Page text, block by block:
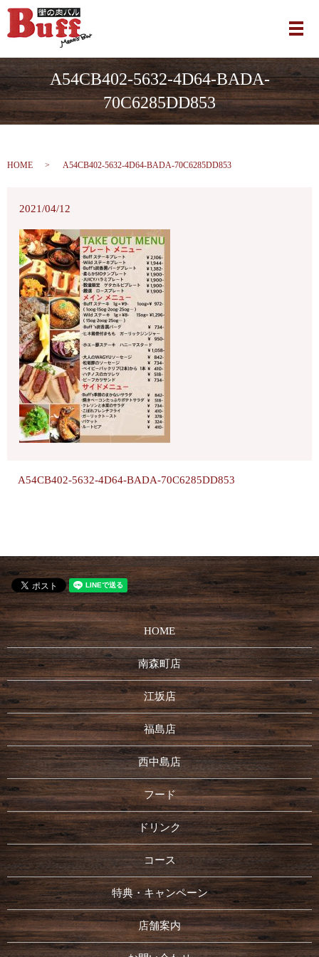
メ
A54CB402-5632-4D64-BADA-
70C6285DD853
HOME A54CB402-5632-4D64-BADA-70C6285DD853
2021/04/12
A54CB402-5632-4D64-BADA-70C6285DD853
HOME
南森町店
江坂店
福島店
西中島店
フード
ドリンク
コース
特典・キャンペーン
店舗案内